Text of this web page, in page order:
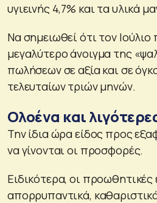
υγιεινής 4,7% και τα υλικά
Να σημειωθεί ότι τον
μεγαλύτερο άνοιγμα της
πωλήσεων σε αξία και σε
τελευταίων τριών μηνών.
Ολοένα και
Την ίδια ώρα είδος προς
να γίνονται οι προσφορές.
Ειδικότερα, οι προωθητικές
απορρυπαντικά,